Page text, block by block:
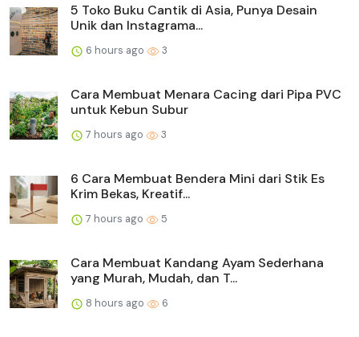
5 Toko Buku Cantik di Asia, Punya Desain
Unik dan Instagrama...
6 hours ago 3
Cara Membuat Menara Cacing dari Pipa PVC
untuk Kebun Subur
7 hours ago 3
6 Cara Membuat Bendera Mini dari Stik Es
Krim Bekas, Kreatif...
7 hours ago 5
Cara Membuat Kandang Ayam Sederhana
yang Murah, Mudah, dan T...
8 hours ago 6